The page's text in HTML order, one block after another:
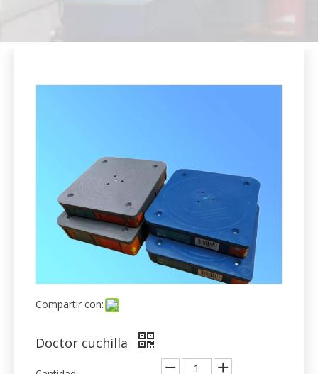
Compartir con:
Doctor cuchilla
Preguntar
Añadir al carrito